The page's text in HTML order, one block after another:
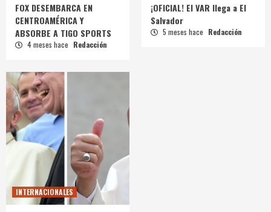
FOX DESEMBARCA EN
CENTROAMÉRICA Y
ABSORBE A TIGO SPORTS
4 meses hace Redacción
¡OFICIAL! El VAR llega a El
Salvador
5 meses hace Redacción
INTERNACIONALES